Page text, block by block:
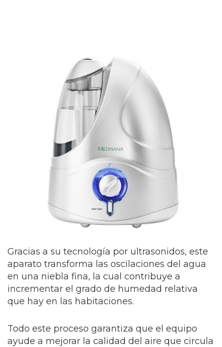
Gracias a su tecnología por ultrasonidos, este
aparato transforma las oscilaciones del agua
en una niebla fina, la cual contribuye a
incrementar el grado de humedad relativa
que hay en las habitaciones.
Todo este proceso garantiza que el equipo
ayude a mejorar la calidad del aire que circula